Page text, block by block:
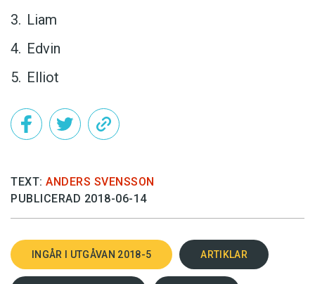
Liam
Edvin
Elliot
TEXT: ANDERS SVENSSON
PUBLICERAD 2018-06-14
INGÅR I UTGÅVAN 2018-5 ARTIKLAR